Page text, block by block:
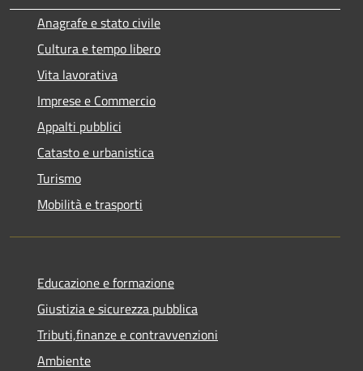
Anagrafe e stato civile
Cultura e tempo libero
Vita lavorativa
Imprese e Commercio
Appalti pubblici
Catasto e urbanistica
Turismo
Mobilità e trasporti
Educazione e formazione
Giustizia e sicurezza pubblica
Tributi,finanze e contravvenzioni
Ambiente